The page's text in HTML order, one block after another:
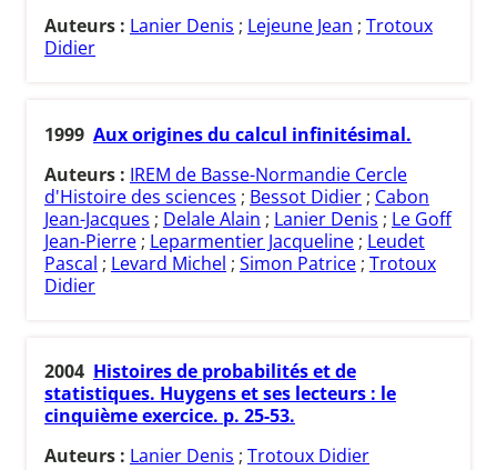
Auteurs : Lanier Denis ; Lejeune Jean ; Trotoux
Didier
1999 Aux origines du calcul infinitésimal.
Auteurs : IREM de Basse-Normandie Cercle
d'Histoire des sciences ; Bessot Didier ; Cabon
Jean-Jacques ; Delale Alain ; Lanier Denis ; Le Goff
Jean-Pierre ; Leparmentier Jacqueline ; Leudet
Pascal ; Levard Michel ; Simon Patrice ; Trotoux
Didier
2004 Histoires de probabilités et de
statistiques. Huygens et ses lecteurs : le
cinquième exercice. p. 25-53.
Auteurs : Lanier Denis ; Trotoux Didier